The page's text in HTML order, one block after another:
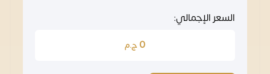
السعر الإجمالي:
0 ج.م